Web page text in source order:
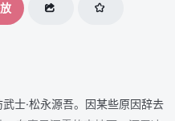
士·松永源吾。因某些原因辞去